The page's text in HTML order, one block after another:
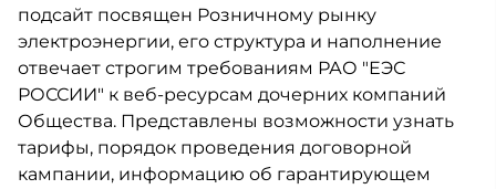
подсайт посвящен Розничному рынку
электроэнергии, его структура и наполнение
отвечает строгим требованиям РАО "ЕЭС
РОССИИ" к веб-ресурсам дочерних компаний
Общества. Представлены возможности узнать
тарифы, порядок проведения договорной
кампании, информацию об гарантирующем